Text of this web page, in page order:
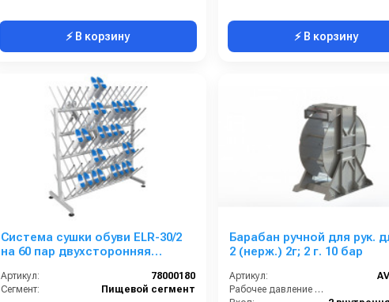
⚡ В корзину ⚡ В корзину
Система сушки обуви ELR-30/2
на 60 пар двухсторонняя
Артикул:
78000180
Сегмент:
Пищевой сегмент
Барабан ручной для рук.
2 (нерж.) 2г; 2 г. 10 бар
Артикул:
Рабочее давление (бар):